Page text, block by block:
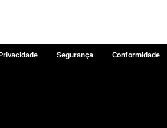
Segurança Conformidade